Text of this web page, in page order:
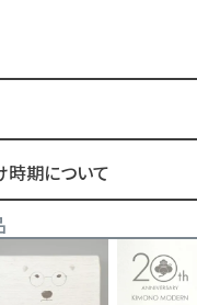
時期について